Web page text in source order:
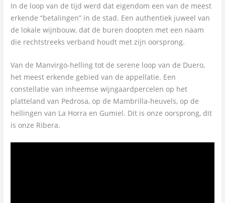
In de loop van de tijd werd dat eigendom een ​​van de meest
erkende “betalingen” in de stad. Een authentiek juweel van
de lokale wijnbouw, dat de buren doopten met een naam
die rechtstreeks verband houdt met zijn oorsprong.
Van de Manvirgo-helling tot de serene loop van de Duero,
het meest erkende gebied van de appellatie. Een
constellatie van inheemse wijngaardpercelen op het
platteland van Pedrosa, op de Mambrilla-heuvels, op de
hellingen van La Horra en Gumiel. Dit is onze oorsprong, dit
is onze Ribera.